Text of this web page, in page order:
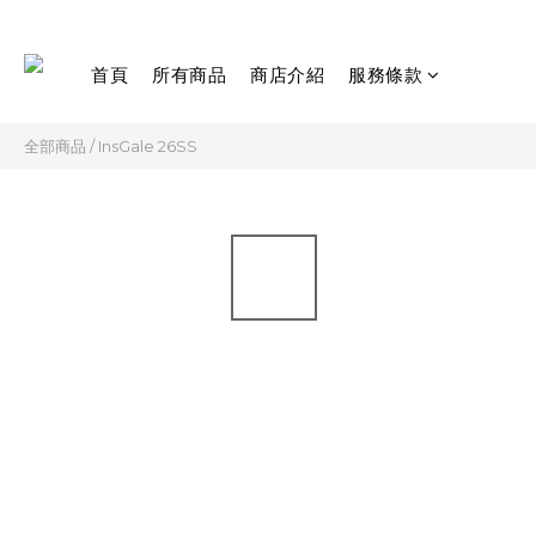
首頁 所有商品 商店介紹 服務條款
全部商品 /InsGale 26SS